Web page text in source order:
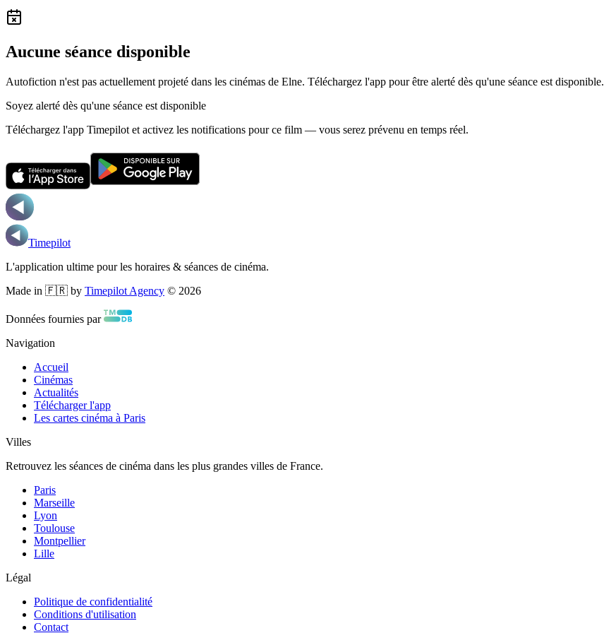
Aucune séance disponible
Autofiction n'est pas actuellement projeté dans les cinémas de Elne. Téléchargez l'app pour être alerté dès qu'une séance est disponible.
Soyez alerté dès qu'une séance est disponible
Téléchargez l'app Timepilot et activez les notifications pour ce film — vous serez prévenu en temps réel.
Timepilot
L'application ultime pour les horaires & séances de cinéma.
Made in 🇫🇷 by Timepilot Agency © 2026
Données fournies par
Navigation
Accueil
Cinémas
Actualités
Télécharger l'app
Les cartes cinéma à Paris
Villes
Retrouvez les séances de cinéma dans les plus grandes villes de France.
Paris
Marseille
Lyon
Toulouse
Montpellier
Lille
Légal
Politique de confidentialité
Conditions d'utilisation
Contact